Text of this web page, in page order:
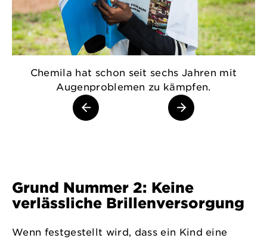
Chemila hat schon seit sechs Jahren mit
Augenproblemen zu kämpfen.
Grund Nummer 2: Keine
verlässliche Brillenversorgung
Wenn festgestellt wird, dass ein Kind eine